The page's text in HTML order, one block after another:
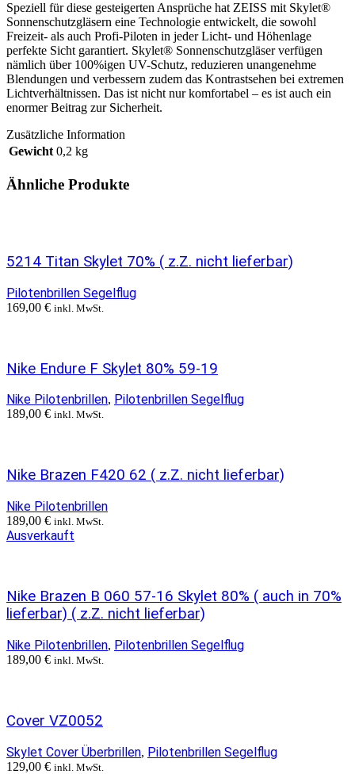
Speziell für diese gesteigerten Ansprüche hat ZEISS mit Skylet®
Sonnenschutzgläsern eine Technologie entwickelt, die sowohl
Freizeit- als auch Profi-Piloten in jeder Licht- und Höhenlage
perfekte Sicht garantiert. Skylet® Sonnenschutzgläser verfügen
nämlich über 100%igen UV-Schutz, reduzieren unangenehme
Blendungen und verbessern zudem das Kontrastsehen bei extremen
Lichtverhältnissen. Das ist nicht nur komfortabel – es ist auch ein
enormer Beitrag zur Sicherheit.
Zusätzliche Information
Gewicht 0,2 kg
Ähnliche Produkte
5214 Titan Skylet 70% ( z.Z. nicht lieferbar)
Pilotenbrillen Segelflug
169,00 € inkl. MwSt.
Nike Endure F Skylet 80% 59-19
Nike Pilotenbrillen, Pilotenbrillen Segelflug
189,00 € inkl. MwSt.
Nike Brazen F420 62 ( z.Z. nicht lieferbar)
Nike Pilotenbrillen
189,00 € inkl. MwSt.
Ausverkauft
Nike Brazen B 060 57-16 Skylet 80% ( auch in 70%
lieferbar) ( z.Z. nicht lieferbar)
Nike Pilotenbrillen, Pilotenbrillen Segelflug
189,00 € inkl. MwSt.
Cover VZ0052
Skylet Cover Überbrillen, Pilotenbrillen Segelflug
129,00 € inkl. MwSt.